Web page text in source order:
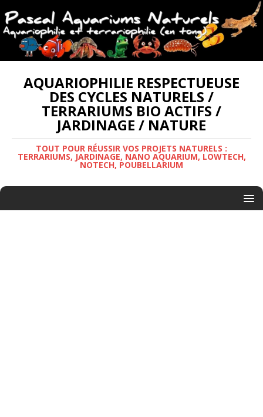
AQUARIOPHILIE RESPECTUEUSE
DES CYCLES NATURELS /
TERRARIUMS BIO ACTIFS /
JARDINAGE / NATURE
TOUT POUR RÉUSSIR VOS PROJETS NATURELS :
TERRARIUMS, JARDINAGE, NANO AQUARIUM, LOWTECH,
NOTECH, POUBELLARIUM